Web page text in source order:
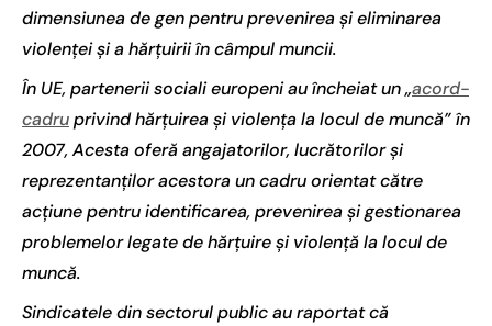
dimensiunea de gen pentru prevenirea și eliminarea
violenței și a hărțuirii în câmpul muncii.
În UE, partenerii sociali europeni au încheiat un „acord-
cadruprivind hărțuirea și violența la locul de muncă” în
2007, Acesta oferă angajatorilor, lucrătorilor și
reprezentanților acestora un cadru orientat către
acțiune pentru identificarea, prevenirea și gestionarea
problemelor legate de hărțuire și violență la locul de
muncă.
Sindicatele din sectorul public au raportat că